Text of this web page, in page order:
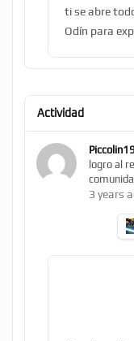
ti se abre
Odín para
Actividad
logro al
3 years